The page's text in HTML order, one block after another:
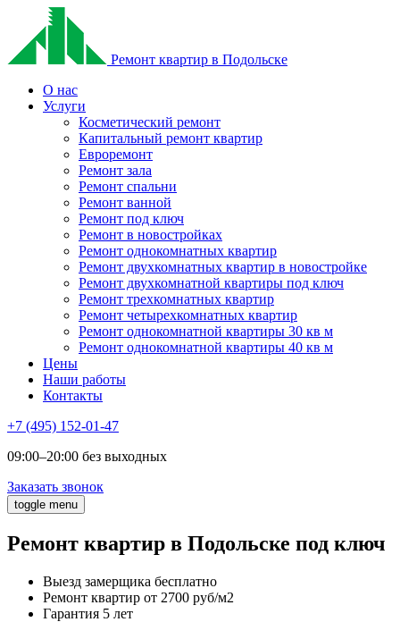
Ремонт квартир в Подольске
О нас
Услуги
Косметический ремонт
Капитальный ремонт квартир
Евроремонт
Ремонт зала
Ремонт спальни
Ремонт ванной
Ремонт под ключ
Ремонт в новостройках
Ремонт однокомнатных квартир
Ремонт двухкомнатных квартир в новостройке
Ремонт двухкомнатной квартиры под ключ
Ремонт трехкомнатных квартир
Ремонт четырехкомнатных квартир
Ремонт однокомнатной квартиры 30 кв м
Ремонт однокомнатной квартиры 40 кв м
Цены
Наши работы
Контакты
+7 (495) 152-01-47
09:00–20:00 без выходных
Заказать звонок
toggle menu
Ремонт квартир в Подольске под ключ
Выезд замерщика бесплатно
Ремонт квартир от 2700 руб/м2
Гарантия 5 лет